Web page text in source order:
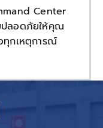
Center
ปลอดภัยให้คุณ
กเหตุการณ์